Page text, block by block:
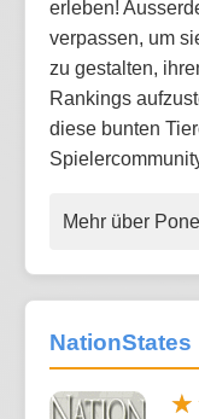
erleben!
verpassen, um
zu gestalten,
Rankings
diese bunten
Mehr über
NationStates